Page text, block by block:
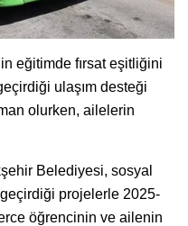
eğitimde fırsat eşitliğini
ulaşım desteği
olurken, ailelerin
Belediyesi, sosyal
projelerle 2025-
öğrencinin ve ailenin